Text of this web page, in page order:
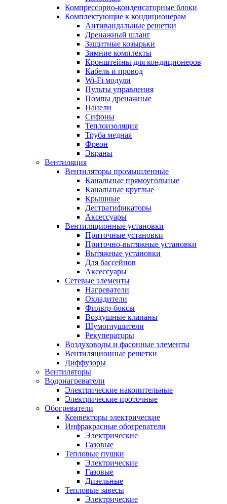
Компрессорно-конденсаторные блоки
Комплектующие к кондиционерам
Антивандальные решетки
Дренажный шланг
Защитные козырьки
Зимние комплекты
Кронштейны для кондиционеров
Кабель и провод
Wi-Fi модули
Пульты управления
Помпы дренажные
Панели
Сифоны
Теплоизоляция
Труба медная
Фреон
Экраны
Вентиляция
Вентиляторы промышленные
Канальные прямоугольные
Канальные круглые
Крышные
Дестратификаторы
Аксессуары
Вентиляционные установки
Приточные установки
Приточно-вытяжные установки
Вытяжные установки
Для бассейнов
Аксессуары
Сетевые элементы
Нагреватели
Охладители
Фильтр-боксы
Воздушные клапаны
Шумоглушители
Рекуператоры
Воздуховоды и фасонные элементы
Вентиляционные решетки
Диффузоры
Вентиляторы
Водонагреватели
Электрические накопительные
Электрические проточные
Обогреватели
Конвекторы электрические
Инфракрасные обогреватели
Электрические
Газовые
Тепловые пушки
Электрические
Газовые
Дизельные
Тепловые завесы
Электрические